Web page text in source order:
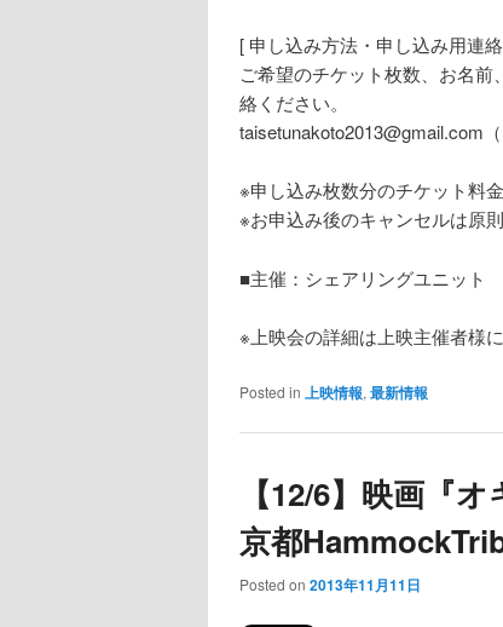
[ 申し込み方法・申し込み用連
ご希望のチケット枚数、お名
絡ください。
taisetunakoto2013@gmail.com
※申し込み枚数分のチケット料
※お申込み後のキャンセルは原
■主催：シェアリングユニット
※上映会の詳細は上映主催者様
Posted in 上映情報, 最新情報
【12/6】映画『
京都
Posted on 2013年11月11日